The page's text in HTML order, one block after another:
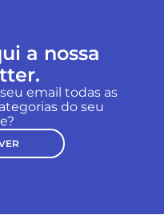
a nossa
email todas as
do seu